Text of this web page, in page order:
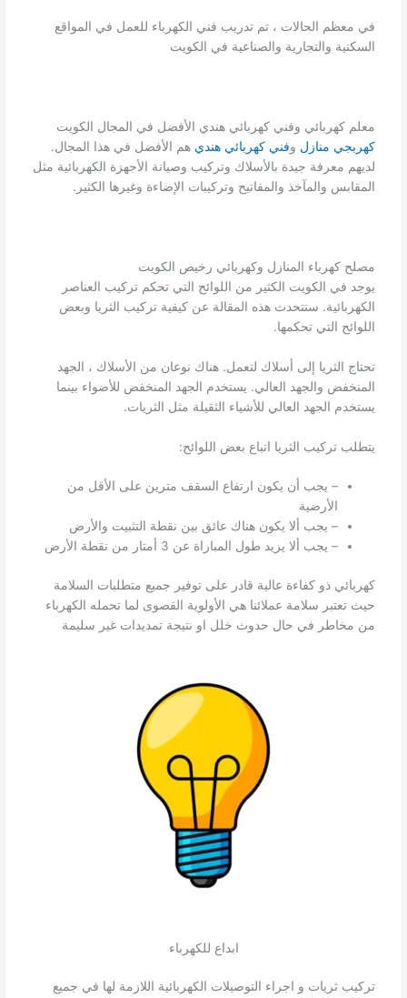
في معظم الحالات ، تم تدريب فني الكهرباء للعمل في المواقع
السكنية والتجارية والصناعية في الكويت
معلم كهربائي وفني كهربائي هندي الأفضل في المجال الكويت
كهربجي منازل وفني كهربائي هندي هم الأفضل في هذا المجال.
لديهم معرفة جيدة بالأسلاك وتركيب وصيانة الأجهزة الكهربائية مثل
المقابس والمآخذ والمفاتيح وتركيبات الإضاءة وغيرها الكثير.
مصلح كهرباء المنازل وكهربائي رخيص الكويت
يوجد في الكويت الكثير من اللوائح التي تحكم تركيب العناصر
الكهربائية. ستتحدث هذه المقالة عن كيفية تركيب الثريا وبعض
اللوائح التي تحكمها.
تحتاج الثريا إلى أسلاك لتعمل. هناك نوعان من الأسلاك ، الجهد
المنخفض والجهد العالي. يستخدم الجهد المنخفض للأضواء بينما
يستخدم الجهد العالي للأشياء الثقيلة مثل الثريات.
يتطلب تركيب الثريا اتباع بعض اللوائح:
– يجب أن يكون ارتفاع السقف مترين على الأقل من
الأرضية
– يجب ألا يكون هناك عائق بين نقطة التثبيت والأرض
– يجب ألا يزيد طول المباراة عن 3 أمتار من نقطة الأرض
كهربائي ذو كفاءة عالية قادر على توفير جميع متطلبات السلامة
حيث تعتبر سلامة عملائنا هي الأولوية القصوى لما تحمله الكهرباء
من مخاطر في حال حدوث خلل او نتيجة تمديدات غير سليمة
ابداع للكهرباء
تركيب ثريات و اجراء التوصيلات الكهربائية اللازمة لها في جميع